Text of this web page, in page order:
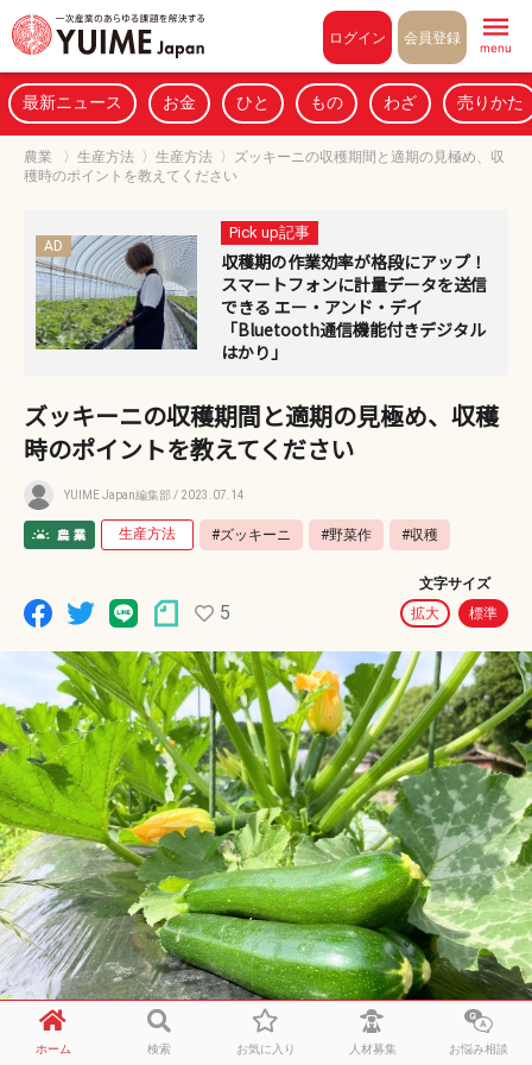
ログイン 会員登録
menu
最新ニュース お金 ひと もの わざ 売りかた
農業 〉 生産方法 〉 生産方法 〉
ズッキーニの収穫期間と適期の見極め、収
穫時のポイントを教えてください
AD
Pick up記事
収穫期の作業効率が格段にアップ！
スマートフォンに計量データを送信
できる エー・アンド・デイ
「Bluetooth通信機能付きデジタル
はかり」
ズッキーニの収穫期間と適期の見極め、収穫
時のポイントを教えてください
YUIME Japan編集部 / 2023.07.14
生産方法 #ズッキーニ #野菜作 #収穫
5
文字サイズ
拡大
標準
ホーム 検索 お気に入り 人材募集 お悩み相談